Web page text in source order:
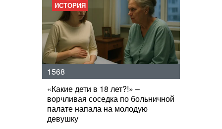
ИСТОРИЯ
1568
«Какие дети в 18 лет?!» –
ворчливая соседка по больничной
палате напала на молодую
девушку